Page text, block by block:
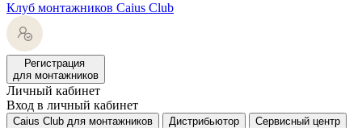
Клуб монтажников Caius Club
Регистрация
для монтажников
Личный кабинет
Вход в личный кабинет
Caius Club для монтажников Дистрибьютор Сервисный центр